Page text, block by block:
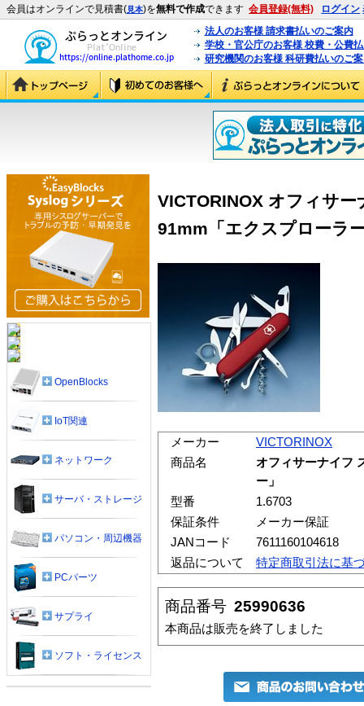
会員はオンラインで見積書(見本)を無料で作成できます 会員登録(無料) ログイン
法人のお客様 請求書払いのご案内
学校・官公庁のお客様 校費・公費
研究機関のお客様 科研費払いのご
VICTORINOX オフィサ
91mm「エクスプローラ
メーカー
VICTORINOX
商品名
オフィサーナイフ
ー」
型番
1.6703
保証条件
メーカー保証
JANコード
7611160104618
返品について
特定商取引法に基
商品番号 25990636
本商品は販売を終了しました
OpenBlocks
IoT関連
ネットワーク
サーバ・ストレージ
パソコン・周辺機器
PCパーツ
サプライ
ソフト・ライセンス